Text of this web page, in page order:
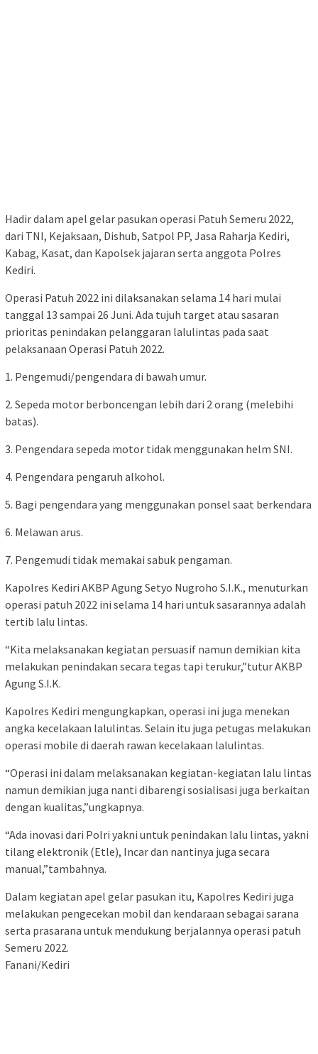
Hadir dalam apel gelar pasukan operasi Patuh Semeru 2022,
dari TNI, Kejaksaan, Dishub, Satpol PP, Jasa Raharja Kediri,
Kabag, Kasat, dan Kapolsek jajaran serta anggota Polres
Kediri.
Operasi Patuh 2022 ini dilaksanakan selama 14 hari mulai
tanggal 13 sampai 26 Juni. Ada tujuh target atau sasaran
prioritas penindakan pelanggaran lalulintas pada saat
pelaksanaan Operasi Patuh 2022.
1. Pengemudi/pengendara di bawah umur.
2. Sepeda motor berboncengan lebih dari 2 orang (melebihi
batas).
3. Pengendara sepeda motor tidak menggunakan helm SNI.
4. Pengendara pengaruh alkohol.
5. Bagi pengendara yang menggunakan ponsel saat berkendara
6. Melawan arus.
7. Pengemudi tidak memakai sabuk pengaman.
Kapolres Kediri AKBP Agung Setyo Nugroho S.I.K., menuturkan
operasi patuh 2022 ini selama 14 hari untuk sasarannya adalah
tertib lalu lintas.
“Kita melaksanakan kegiatan persuasif namun demikian kita
melakukan penindakan secara tegas tapi terukur,”tutur AKBP
Agung S.I.K.
Kapolres Kediri mengungkapkan, operasi ini juga menekan
angka kecelakaan lalulintas. Selain itu juga petugas melakukan
operasi mobile di daerah rawan kecelakaan lalulintas.
“Operasi ini dalam melaksanakan kegiatan-kegiatan lalu lintas
namun demikian juga nanti dibarengi sosialisasi juga berkaitan
dengan kualitas,”ungkapnya.
“Ada inovasi dari Polri yakni untuk penindakan lalu lintas, yakni
tilang elektronik (Etle), Incar dan nantinya juga secara
manual,”tambahnya.
Dalam kegiatan apel gelar pasukan itu, Kapolres Kediri juga
melakukan pengecekan mobil dan kendaraan sebagai sarana
serta prasarana untuk mendukung berjalannya operasi patuh
Semeru 2022.
Fanani/Kediri